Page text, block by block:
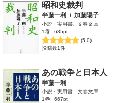
昭和史裁判
半藤一利 / 加藤陽子
小説・実用書、文春文庫
1巻
685pt
(5.0)
投稿数1件
あの戦争と日本人
半藤一利
小説・実用書、文春文庫
1巻
667pt